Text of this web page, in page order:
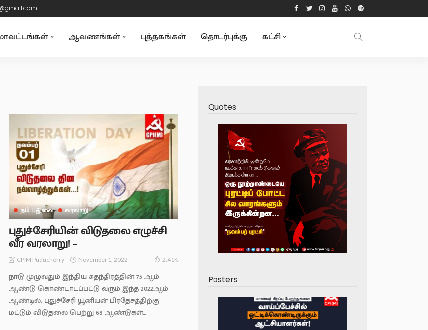
ஆவணங்கள் புத்தகங்கள் தொடர்புக்கு கட்சி
நம் புதுவை வரலாறு
புதுச்சேரியின் விடுதலை எழுச்சி
வீர வரலாறு! –
CPIM Puducherry November 1, 2022 2.41K
நாடு முழுவதும் இந்திய சுதந்திரத்தின் 75 ஆம்
ஆண்டு கொண்டாடப்பட்டு வரும் இந்த 2022ஆம்
ஆண்டில், புதுச்சேரி யூனியன் பிரதேசத்திற்கு
மட்டும் விடுதலை பெற்று 68 ஆண்டுகள்...
Quotes
Posters